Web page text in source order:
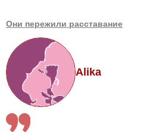
Они пережили расставание
Alika